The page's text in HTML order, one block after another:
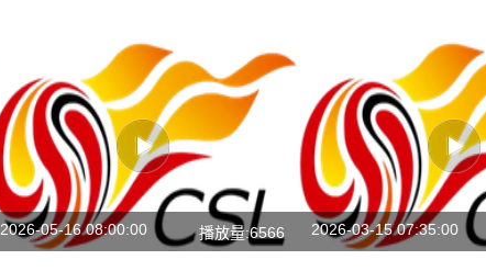
2026-05-16 08:00:00 播放量:6566 2026-03-15 07:35:00